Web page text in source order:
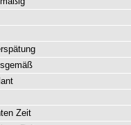
Zeit